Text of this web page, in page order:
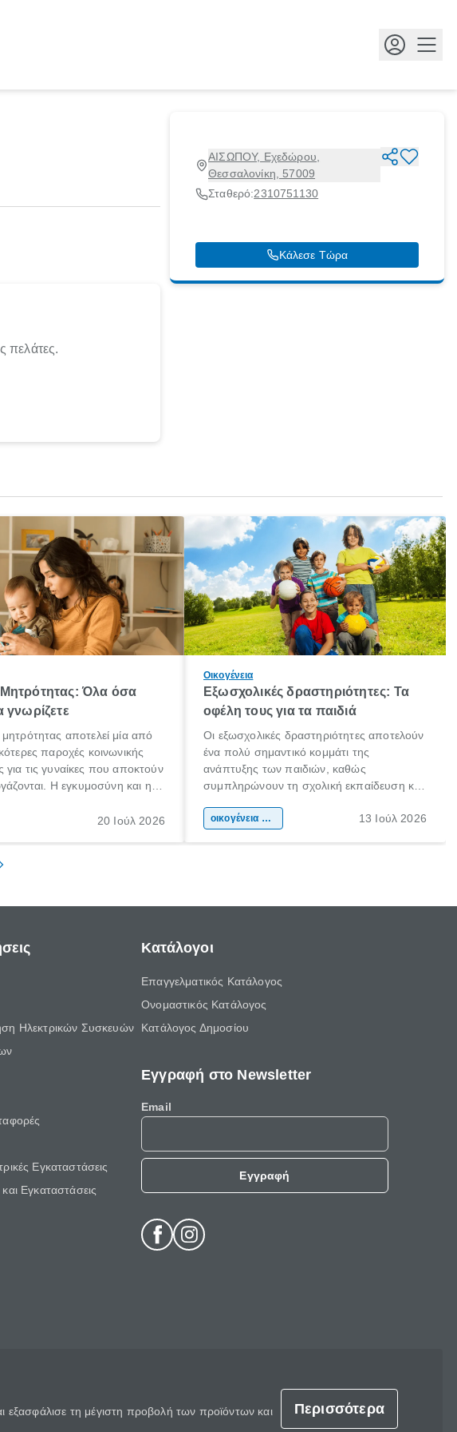
ΑΙΣΩΠΟΥ, Εχεδώρου,
Θεσσαλονίκη, 57009
Σταθερό:2310751130
Κάλεσε Τώρα
πελάτες.
Όλα όσα
γνωρίζετε
αποτελεί μία από
παροχές κοινωνικής
για τις γυναίκες που αποκτούν
Η εγκυμοσύνη και η
στη ζωή κάθε20 Ιούλ 2026
Οικογένεια
Εξωσχολικές δραστηριότητες: Τα
οφέλη τους για τα παιδιά
Οι εξωσχολικές δραστηριότητες αποτελούν
ένα πολύ σημαντικό κομμάτι της
ανάπτυξης των παιδιών, καθώς
συμπληρώνουν τη σχολική εκπαίδευση και
της προσωπικότητας, της κοινωνικότητας
οικογένεια & παιδί 13 Ιούλ 2026
Ηλεκτρικών Συσκευών
Εγκαταστάσεις
Εγκαταστάσεις
Κατάλογοι
Επαγγελματικός Κατάλογος
Ονομαστικός Κατάλογος
Κατάλογος Δημοσίου
Εγγραφή στο Newsletter
Email
Εγγραφή
τη μέγιστη προβολή των προϊόντων και
Περισσότερα